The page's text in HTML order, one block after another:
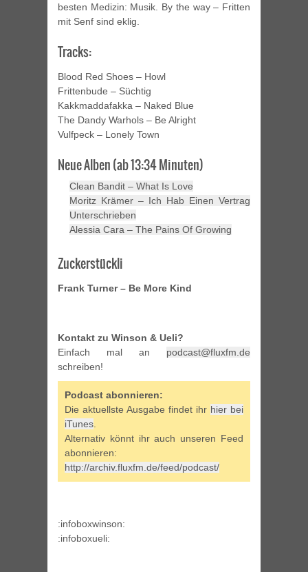
besten Medizin: Musik. By the way – Fritten
mit Senf sind eklig.
Tracks:
Blood Red Shoes – Howl
Frittenbude – Süchtig
Kakkmaddafakka – Naked Blue
The Dandy Warhols – Be Alright
Vulfpeck – Lonely Town
Neue Alben (ab 13:34 Minuten)
Clean Bandit – What Is Love
Moritz Krämer – Ich Hab Einen Vertrag
Unterschrieben
Alessia Cara – The Pains Of Growing
Zuckerstückli
Frank Turner – Be More Kind
Kontakt zu Winson & Ueli?
Einfach mal an podcast@fluxfm.de
schreiben!
Podcast abonnieren:
Die aktuellste Ausgabe findet ihr hier bei
iTunes.
Alternativ könnt ihr auch unseren Feed
abonnieren:
http://archiv.fluxfm.de/feed/podcast/
:infoboxwinson:
:infoboxueli: